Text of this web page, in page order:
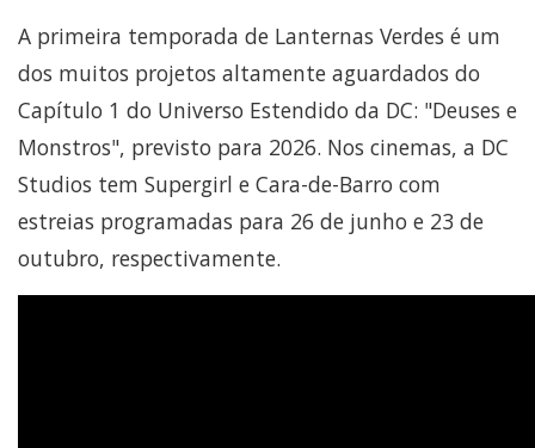
A primeira temporada de Lanternas Verdes é um
dos muitos projetos altamente aguardados do
Capítulo 1 do Universo Estendido da DC: "Deuses e
Monstros", previsto para 2026. Nos cinemas, a DC
Studios tem Supergirl e Cara-de-Barro com
estreias programadas para 26 de junho e 23 de
outubro, respectivamente.